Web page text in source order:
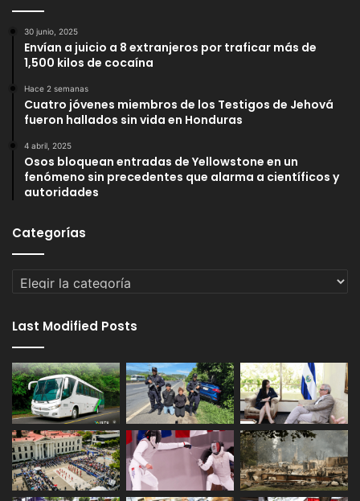
30 junio, 2025
Envían a juicio a 8 extranjeros por traficar más de
1,500 kilos de cocaína
Hace 2 semanas
Cuatro jóvenes miembros de los Testigos de Jehová
fueron hallados sin vida en Honduras
4 abril, 2025
Osos bloquean entradas de Yellowstone en un
fenómeno sin precedentes que alarma a científicos y
autoridades
Categorías
Categorías
Last Modified Posts